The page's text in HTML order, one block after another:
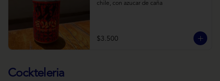
chile, con azucar de caña
$3.500
Cockteleria